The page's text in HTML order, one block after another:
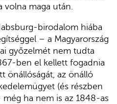
maga után.
birodalom hiába
– a Magyarország
győzelmét nem tudta
ben el kellett fogadnia
önállóságát, az önálló
(és részben
ha nem is az 1848-as